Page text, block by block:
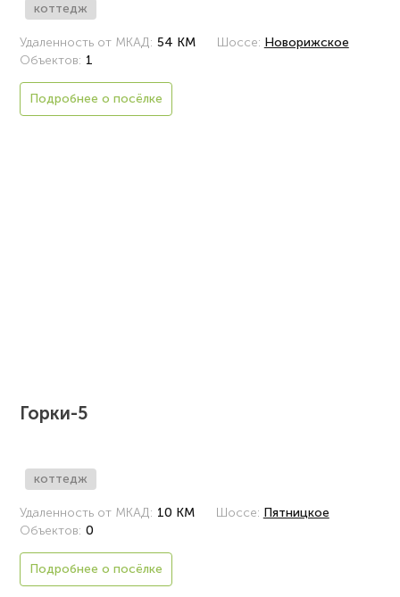
коттедж
Удаленность от МКАД: 54 КМ Шоссе: Новорижское
Объектов: 1
Подробнее о посёлке
Горки-5
коттедж
Удаленность от МКАД: 10 КМ Шоссе: Пятницкое
Объектов: 0
Подробнее о посёлке